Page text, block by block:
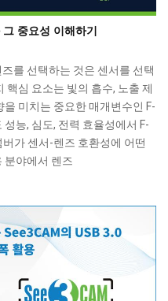
중요성 이해하기
를 선택하는 것은 센서를 선택
핵심 요소는 빛의 흡수, 노출 제
미치는 중요한 매개변수인 F-
능, 심도, 전력 효율성에서 F-
가 센서-렌즈 호환성에 어떤
분야에서 렌즈